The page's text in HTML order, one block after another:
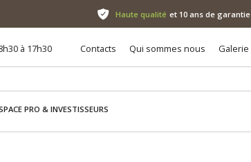
Haute qualité et 10 ans de garantie
à 17h30 Contacts Qui sommes nous Galerie
PRO & INVESTISSEURS